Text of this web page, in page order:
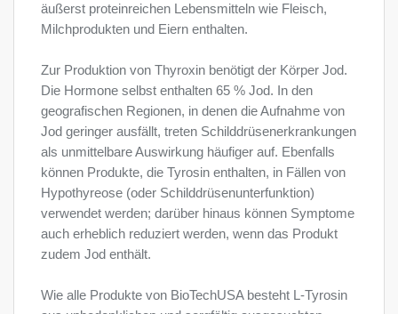
äußerst proteinreichen Lebensmitteln wie Fleisch,
Milchprodukten und Eiern enthalten.
Zur Produktion von Thyroxin benötigt der Körper Jod.
Die Hormone selbst enthalten 65 % Jod. In den
geografischen Regionen, in denen die Aufnahme von
Jod geringer ausfällt, treten Schilddrüsenerkrankungen
als unmittelbare Auswirkung häufiger auf. Ebenfalls
können Produkte, die Tyrosin enthalten, in Fällen von
Hypothyreose (oder Schilddrüsenunterfunktion)
verwendet werden; darüber hinaus können Symptome
auch erheblich reduziert werden, wenn das Produkt
zudem Jod enthält.
Wie alle Produkte von BioTechUSA besteht L-Tyrosin